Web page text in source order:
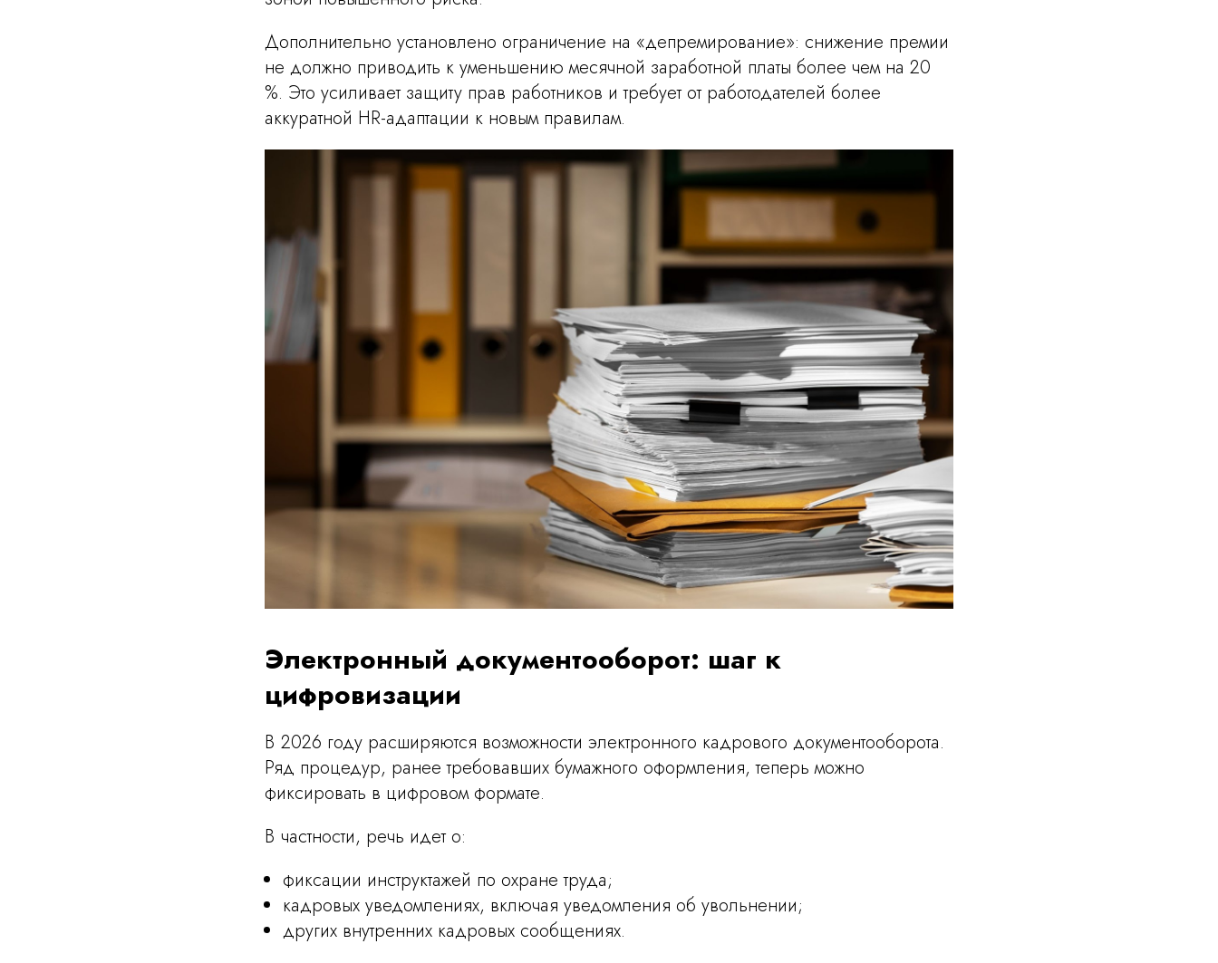
Дополнительно установлено ограничение на «депремирование»: снижение премии
не должно приводить к уменьшению месячной заработной платы более чем на 20
%. Это усиливает защиту прав работников и требует от работодателей более
аккуратной HR-адаптации к новым правилам.
Электронный документооборот: шаг к
цифровизации
В 2026 году расширяются возможности электронного кадрового документооборота.
Ряд процедур, ранее требовавших бумажного оформления, теперь можно
фиксировать в цифровом формате.
В частности, речь идет о:
фиксации инструктажей по охране труда;
кадровых уведомлениях, включая уведомления об увольнении;
других внутренних кадровых сообщениях.